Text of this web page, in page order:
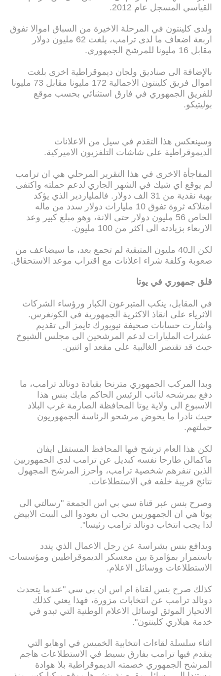
القياسي المسجل عام 2012.
ولدى كلينتون في المرحلة الاخيرة من السباق اموالا تفوق
اربعة اضعاف ما لدى ترامب، بلغت 62 مليون دولار
مقابل 16 مليونا للمرشح الجمهوري.
بالإضافة الى صناديق ولجان ديموقراطية اخرى بلغت
اموال فريق كلينتون الاجمالية 172 مليونا مقابل 73 مليونا
للفريق الجمهوري في فارق استثنائي بحسب موقع
بوليتيكو.
وسينعكس هذا التقدم في سيل من الاعلانات
الديموقراطية على شاشات التلفزيون الاميركية.
المفاجأة الاخرى في هذا التقرير المرحلي هي ان ترامب
لم يوقع اي شيك في الشهر الجاري لدعم حملته واكتفى
بهبة نقدية من 31 الف دولار. فالملياردير الذي يؤكد
امتلاكه ثروة تفوق 10 مليارات دولار سدد من ماله
الخاص 56 مليون دولار حتى الانة، وهو مبلغ كبير وعد
الاربعاء بزيادته الى اكثر من 100 مليون.
لكن الـ40 مليون المتبقية لم تجمع بعد، ما سيضاعف من
صعوبة وكلفة شراء اعلانات مع اقتراب موعد الاستحقاق.
قلق جمهوري في يوتا
في المقابل، ينكب المتبرعون الكبار ورؤساء الشركات
الاثرياء على انقاذ الاكثرية الجمهورية في الكونغرس.
واشارت حسابات صحيفة نيويورك تايمز الى تقديم
عشرات المليارات لدعم المرشحين الى مجلس الشيوخ
حيث قد تقتصر الغالبية على مقعد او اثنين.
وبدا المركب الجمهوري مترنحا بقيادة دونالد ترامب، ما
دفع بمرشحه لنائب الرئيس الحاكم مايك بنس هذا
الاسبوع الى ولاية يوتا المحافظة الصارمة غرب البلاد
حيث نادرا ما يخوض مرشحو الرئاسة الجمهوريون
حملتهم.
لكن هذا العام ترشح فيها المحافظ المستقل ايفان
ماكمالن طارحا نفسه كبديل عن ترامب لدى الجمهوريين
الذين تنفرهم شخصية ترامب، وأحرز المرشح المجهول
نتائج قريبة خلفه في الاستطلاعات.
وصرح بنس عبر قناة سي بي اس الجمعة "رسالتي الى
يوتا هي ان الجمهوريين يجب ان يعودوا الى البيت الابيض
لذا يجب انتخاب دونالد ترامب رئيسا".
ويدافع بنس بشراسة عن رجل الاعمال الذي يندد
باستمرار بمؤامرة بين معسكر الديموقراطيين ومؤسسات
الاستطلاعات ووسائل الاعلام.
كذلك صرح بنس لقناة ام اس ان بي سي "عندما يتحدث
دونالد ترامب عن انتخابات مزورة، فهذا يعني كذلك
الانحياز الموثق لوسائل الاعلام الوطنية التي تبدو في
خدمة هيلاري كلينتون".
اثناء سلسلة لقاءات انتخابية الخميس في اوهايو التي
يتقدم فيها ترامب بفارق بسيط في الاستطلاعات هاجم
المرشح الجمهوري خصمته الديموقراطية بلا هوادة